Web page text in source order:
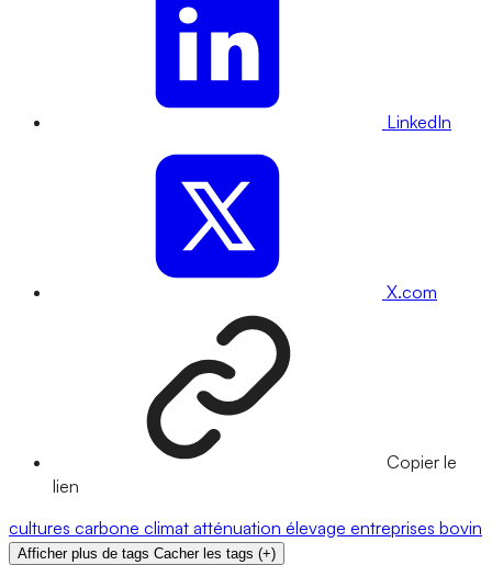
LinkedIn
X.com
Copier le
lien
cultures carbone climat atténuation élevage entreprises bovin
Afficher plus de tags Cacher les tags (+)